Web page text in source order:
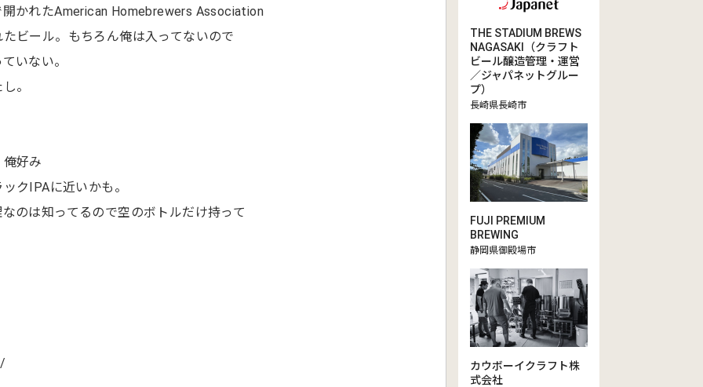
かれたAmerican Homebrewers Association
ビール。もちろん俺は入ってないので
いない。
。
好み
クIPAに近いかも。
のは知ってるので空のボトルだけ持って
THE STADIUM BREWS
NAGASAKI（クラフト
ビール醸造管理・運営
／ジャパネットグルー
プ）
長崎県長崎市
FUJI PREMIUM
BREWING
静岡県御殿場市
カウボーイクラフト株
式会社